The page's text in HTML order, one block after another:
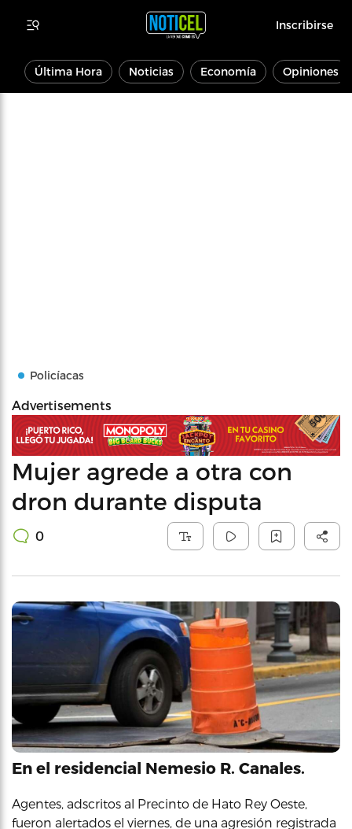
Inscribirse
Última Hora Noticias Economía Opiniones
Policíacas
Advertisements
Mujer agrede a otra con
dron durante disputa
0
En el residencial Nemesio R. Canales.
Agentes, adscritos al Precinto de Hato Rey Oeste,
fueron alertados el viernes, de una agresión registrada